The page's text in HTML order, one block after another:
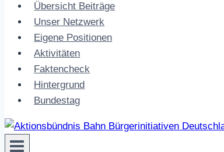
Übersicht Beiträge
Unser Netzwerk
Eigene Positionen
Aktivitäten
Faktencheck
Hintergrund
Bundestag